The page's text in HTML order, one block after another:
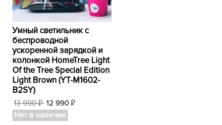
Умный светильник с
беспроводной
ускоренной зарядкой и
колонкой HomeTree Light
Of the Tree Special Edition
Light Brown (YT-M1602-
B2SY)
13 990₽ 12 990 ₽
Нет в наличии